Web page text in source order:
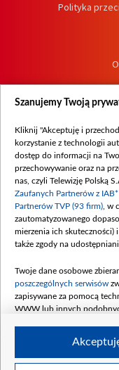
Polityka
Szanujemy Twoją
Kliknij "Akceptuję i
korzystanie z technologii
dostęp do informacji na
przechowywanie oraz na
nas, czyli Telewizję Polską
Zaufanych Partnerów z
Partnerów TVP (93 firm) , w
zautomatyzowanego
mierzenia ich skuteczności)
także zgody na
Twoje dane osobowe
poszczególnych serwisów
zapisywane za pomocą
WWW lub innych